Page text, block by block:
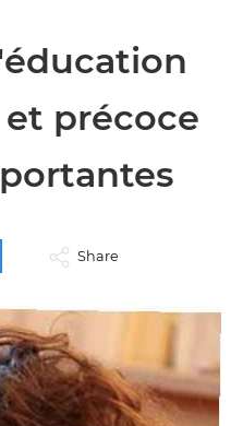
précoce
Share